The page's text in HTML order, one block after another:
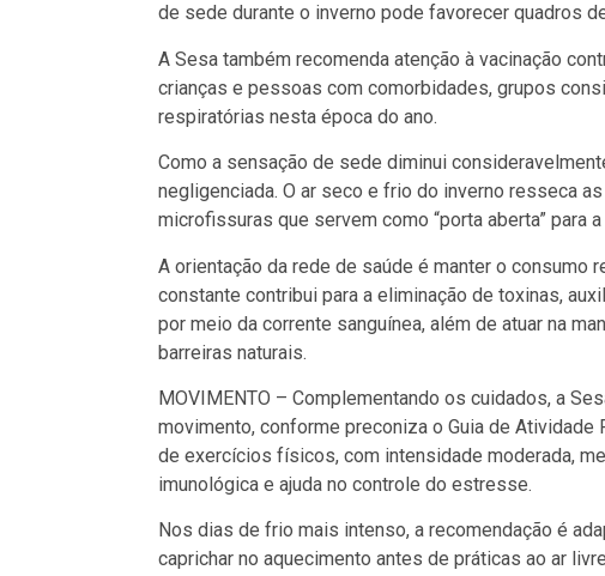
de sede durante o inverno pode favorecer quadros
A Sesa também recomenda atenção à vacinação
crianças e pessoas com comorbidades, grupos
respiratórias nesta época do ano.
Como a sensação de sede diminui
negligenciada. O ar seco e frio do inverno resseca
microfissuras que servem como “porta aberta” para
A orientação da rede de saúde é manter o consumo
constante contribui para a eliminação de toxinas,
por meio da corrente sanguínea, além de atuar na
barreiras naturais.
MOVIMENTO – Complementando os cuidados, a
movimento, conforme preconiza o Guia de Atividade
de exercícios físicos, com intensidade moderada,
imunológica e ajuda no controle do estresse.
Nos dias de frio mais intenso, a recomendação é
caprichar no aquecimento antes de práticas ao ar